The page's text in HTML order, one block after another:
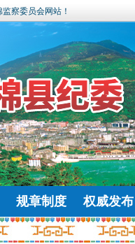
察委员会网站！
规章制度 权威发布